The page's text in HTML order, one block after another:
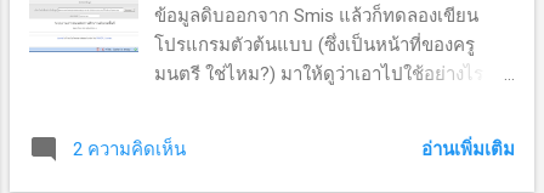
ข้อมูลดิบออกจาก Smis แล้วก็ทดลองเขียน
โปรแกรมตัวต้นแบบ (ซึ่งเป็นหน้าที่ของครู
มนตรี ใช่ไหม?) มาให้ดูว่าเอาไปใช้อย่างไร
ของสารสนเทศแบบนี้นานแล้วแต่ว่าจะนำไปใช้
กับอีก project หนึ่ง วันนี้หยิบมันมาปรับใช้เป็น
2 ความคิดเห็น อ่านเพิ่มเติม